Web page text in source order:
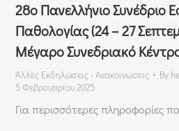
28ο Πανελλήνιο Συνέδριο
Παθολογίας (24 – 27
Μέγαρο Συνεδριακό
Άλλες Εκδηλώσεις - Ανακοινώσεις By
5 Φεβρουαρίου 2025
Για περισσότερες πληροφορίες